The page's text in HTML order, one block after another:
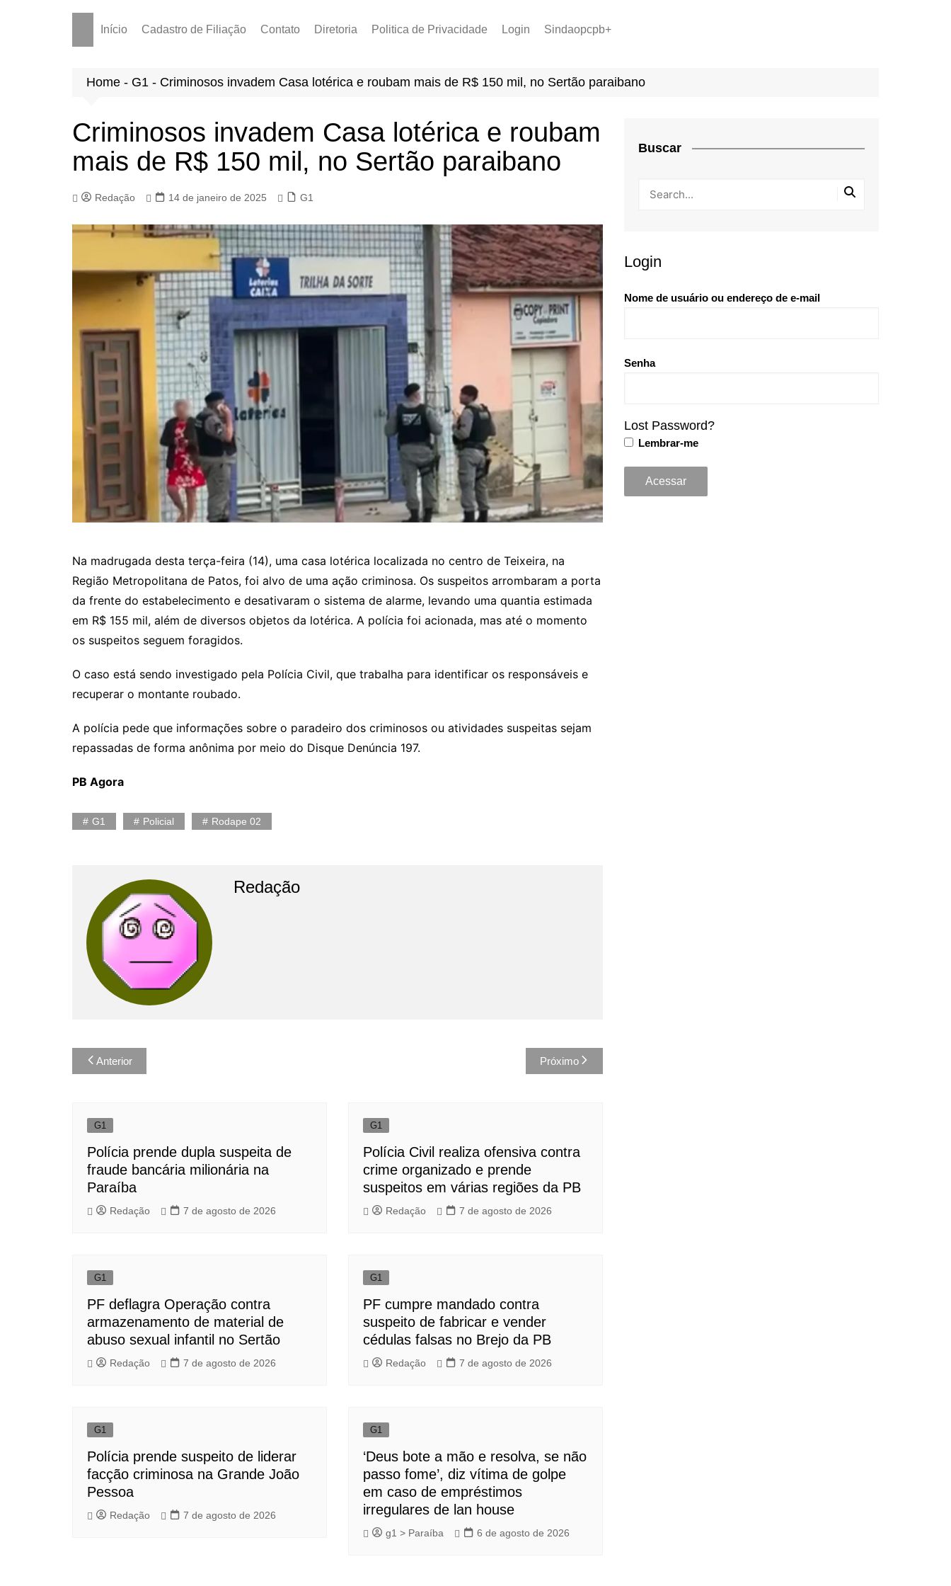
Início Cadastro de Filiação Contato Diretoria
PCCR 2022
Tabela de Venc. 2025
Politica de Privacidade Login Sindaopcpb+
Home - G1 - Criminosos invadem Casa lotérica e roubam mais de R$ 150 mil, no Sertão paraibano
Criminosos invadem Casa lotérica e roubam
mais de R$ 150 mil, no Sertão paraibano
Redação 14 de janeiro de 2025 G1
Na madrugada desta terça-feira (14), uma casa lotérica localizada no centro de Teixeira, na
Região Metropolitana de Patos, foi alvo de uma ação criminosa. Os suspeitos arrombaram a porta
da frente do estabelecimento e desativaram o sistema de alarme, levando uma quantia estimada
em R$ 155 mil, além de diversos objetos da lotérica. A polícia foi acionada, mas até o momento
os suspeitos seguem foragidos.
O caso está sendo investigado pela Polícia Civil, que trabalha para identificar os responsáveis e
recuperar o montante roubado.
A polícia pede que informações sobre o paradeiro dos criminosos ou atividades suspeitas sejam
repassadas de forma anônima por meio do Disque Denúncia 197.
PB Agora
G1 Policial Rodape 02
Redação
Navegação
de
Anterior Próximo
G1
Polícia prende dupla suspeita de
fraude bancária milionária na
Paraíba
Redação 7 de agosto de 2026
G1
Polícia Civil realiza ofensiva contra
crime organizado e prende
suspeitos em várias regiões da PB
Redação 7 de agosto de 2026
G1
PF deflagra Operação contra
armazenamento de material de
abuso sexual infantil no Sertão
Redação 7 de agosto de 2026
G1
PF cumpre mandado contra
suspeito de fabricar e vender
cédulas falsas no Brejo da PB
Redação 7 de agosto de 2026
G1
Polícia prende suspeito de liderar
facção criminosa na Grande João
Pessoa
Redação 7 de agosto de 2026
G1
‘Deus bote a mão e resolva, se não
passo fome’, diz vítima de golpe
em caso de empréstimos
irregulares de lan house
g1 > Paraíba 6 de agosto de 2026
Buscar
Login
Nome de usuário ou endereço de e-mail
Senha
Lost Password?
Lembrar-me